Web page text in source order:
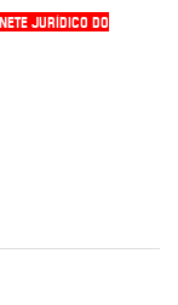
jurídico do